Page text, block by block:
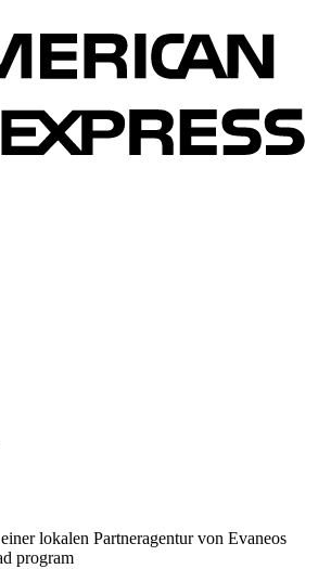
lokalen Partneragentur von Evaneos
program